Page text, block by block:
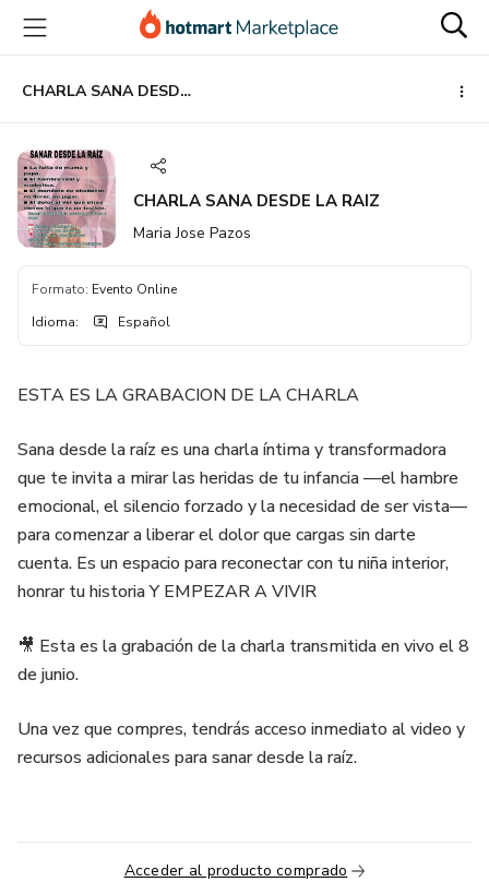
principal
página
de
página
CHARLA SANA DESDE LA RAIZ
CHARLA SANA DESDE LA RAIZ
Maria Jose Pazos
Formato: Evento Online
Idioma: Español
ESTA ES LA GRABACION DE LA CHARLA
Sana desde la raíz es una charla íntima y transformadora
que te invita a mirar las heridas de tu infancia —el hambre
emocional, el silencio forzado y la necesidad de ser vista—
para comenzar a liberar el dolor que cargas sin darte
cuenta. Es un espacio para reconectar con tu niña interior,
honrar tu historia Y EMPEZAR A VIVIR
🎥 Esta es la grabación de la charla transmitida en vivo el 8
de junio.
Una vez que compres, tendrás acceso inmediato al video y
recursos adicionales para sanar desde la raíz.
Acceder al producto comprado